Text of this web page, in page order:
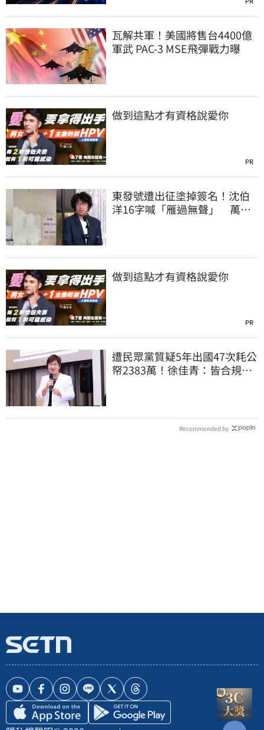
瓦解共軍！美國將售台4400億
軍武 PAC-3 MSE飛彈戰力曝
做到這點才有資格說愛你
PR
東發號遭出征塗掉簽名！沈伯
洋16字喊「雁過無聲」 萬人
做到這點才有資格說愛你
PR
遭民眾黨質疑5年出國47次耗公
帑2383萬！徐佳青：皆合規且
Recommended by